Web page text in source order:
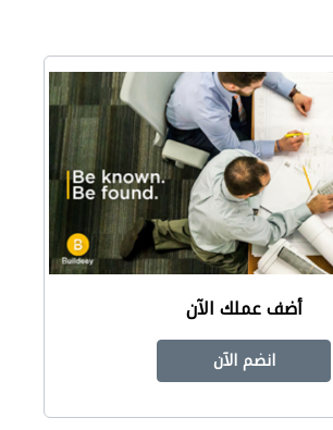
أضف عملك الآن
انضم الآن